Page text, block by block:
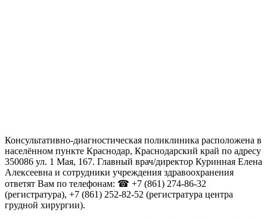
Консультативно-диагностическая поликлиника расположена в
населённом пункте Краснодар, Краснодарский край по адресу
350086 ул. 1 Мая, 167. Главный врач/директор Куринная Елена
Алексеевна и сотрудники учреждения здравоохранения
ответят Вам по телефонам: ☎ +7 (861) 274-86-32
(регистратура), +7 (861) 252-82-52 (регистратура центра
грудной хирургии).